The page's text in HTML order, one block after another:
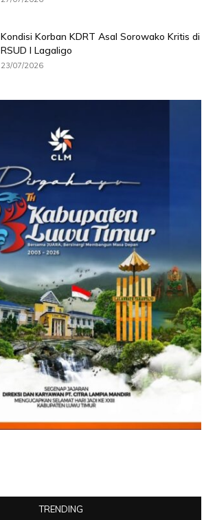
Kondisi Korban KDRT Asal Sorowako Kritis di
RSUD I Lagaligo
23/07/2026
TRENDING